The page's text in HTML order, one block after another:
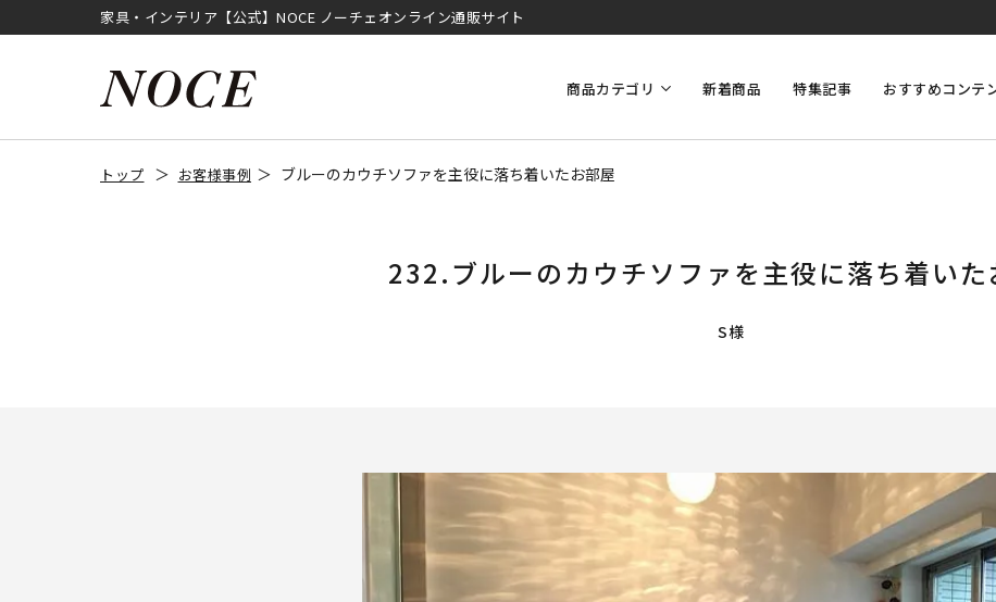
家具・インテリア【公式】NOCE ノーチェオンライン通販サイト
商品カテゴリ 新着商品 特集記事 おすすめコンテ
トップ お客様事例 ブルーのカウチソファを主役に落ち着いたお部屋
232.ブルーのカウチソファを主役に落ち着いた
S様